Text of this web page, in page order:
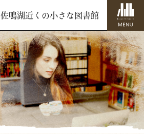
佐鳴湖近くの小さな図書館